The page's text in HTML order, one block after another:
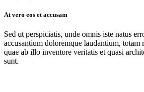
At vero eos et accusam
Sed ut perspiciatis, unde omnis iste natus
accusantium doloremque laudantium, totam
quae ab illo inventore veritatis et quasi
sunt.